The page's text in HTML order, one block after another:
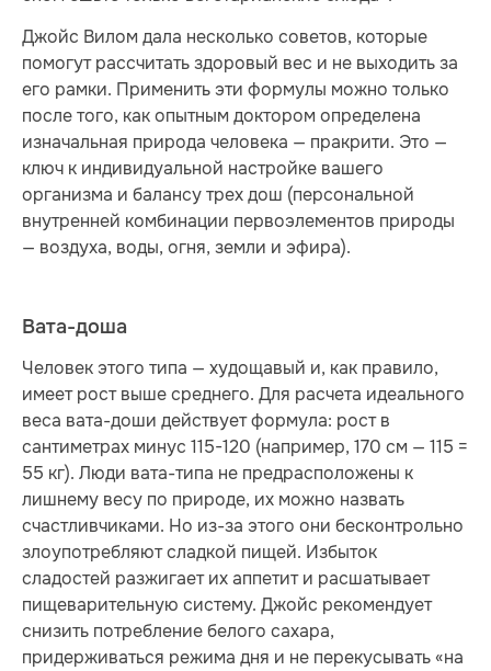
Джойс Вилом дала несколько советов, которые
помогут рассчитать здоровый вес и не выходить за
его рамки. Применить эти формулы можно только
после того, как опытным доктором определена
изначальная природа человека — пракрити. Это —
ключ к индивидуальной настройке вашего
организма и балансу трех дош (персональной
внутренней комбинации первоэлементов природы
— воздуха, воды, огня, земли и эфира).
Вата-доша
Человек этого типа — худощавый и, как правило,
имеет рост выше среднего. Для расчета идеального
веса вата-доши действует формула: рост в
сантиметрах минус 115-120 (например, 170 см — 115 =
55 кг). Люди вата-типа не предрасположены к
лишнему весу по природе, их можно назвать
счастливчиками. Но из-за этого они бесконтрольно
злоупотребляют сладкой пищей. Избыток
сладостей разжигает их аппетит и расшатывает
пищеварительную систему. Джойс рекомендует
снизить потребление белого сахара,
придерживаться режима дня и не перекусывать «на